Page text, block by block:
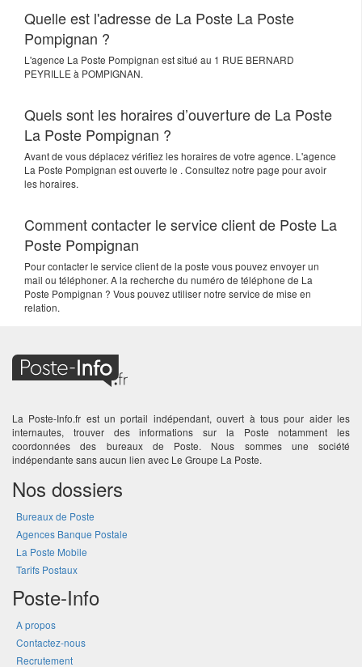
Quelle est l'adresse de La Poste La Poste
Pompignan ?
L'agence La Poste Pompignan est situé au 1 RUE BERNARD
PEYRILLE à POMPIGNAN.
Quels sont les horaires d’ouverture de La Poste
La Poste Pompignan ?
Avant de vous déplacez vérifiez les horaires de votre agence. L'agence
La Poste Pompignan est ouverte le . Consultez notre page pour avoir
les horaires.
Comment contacter le service client de Poste La
Poste Pompignan
Pour contacter le service client de la poste vous pouvez envoyer un
mail ou téléphoner. A la recherche du numéro de téléphone de La
Poste Pompignan ? Vous pouvez utiliser notre service de mise en
relation.
La Poste-Info.fr est un portail indépendant, ouvert à tous pour aider les
internautes, trouver des informations sur la Poste notamment les
coordonnées des bureaux de Poste. Nous sommes une société
indépendante sans aucun lien avec Le Groupe La Poste.
Nos dossiers
Bureaux de Poste
Agences Banque Postale
La Poste Mobile
Tarifs Postaux
Poste-Info
A propos
Contactez-nous
Recrutement